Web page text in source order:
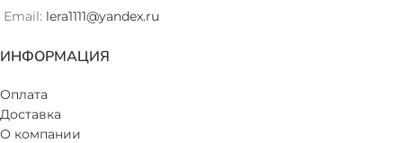
Email: lera1111@yandex.ru
ИНФОРМАЦИЯ
Оплата
Доставка
О компании